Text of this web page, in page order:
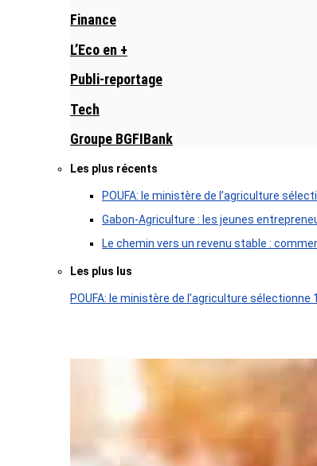
Finance
L’Eco en +
Publi-reportage
Tech
Groupe BGFIBank
Les plus récents
POUFA: le ministère de l’agriculture
Gabon-Agriculture : les jeunes
Le chemin vers un revenu stable :
Les plus lus
POUFA: le ministère de l’agriculture